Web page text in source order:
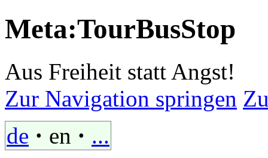
Meta:TourBusStop
Aus Freiheit statt Angst!
Zur Navigation springen
de · en · ...